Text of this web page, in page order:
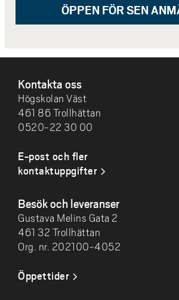
ÖPPEN FÖR SEN
Kontakta oss
Högskolan Väst
461 86 Trollhättan
0520-22 30 00
E-post och fler
kontaktuppgifter
Besök och leveranser
Gustava Melins Gata 2
461 32 Trollhättan
Org. nr. 202100-4052
Öppettider